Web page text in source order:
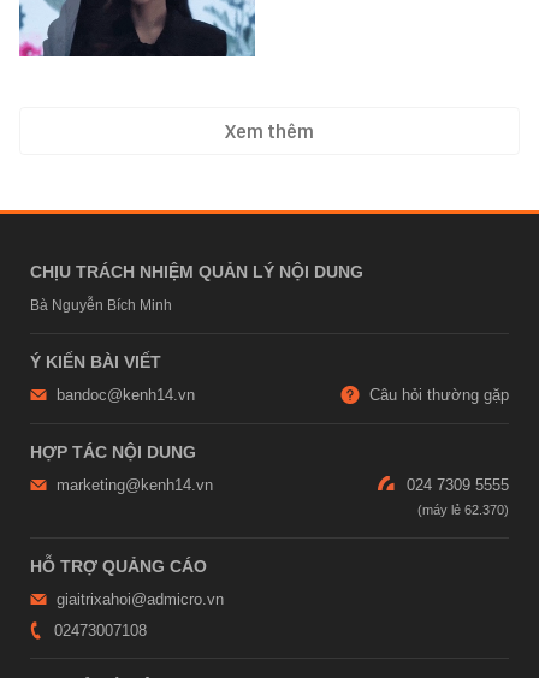
Xem thêm
CHỊU TRÁCH NHIỆM QUẢN LÝ NỘI DUNG
Bà Nguyễn Bích Minh
Ý KIẾN BÀI VIẾT
bandoc@kenh14.vn Câu hỏi thường gặp
HỢP TÁC NỘI DUNG
marketing@kenh14.vn 024 7309 5555
HỖ TRỢ QUẢNG CÁO
giaitrixahoi@admicro.vn
02473007108